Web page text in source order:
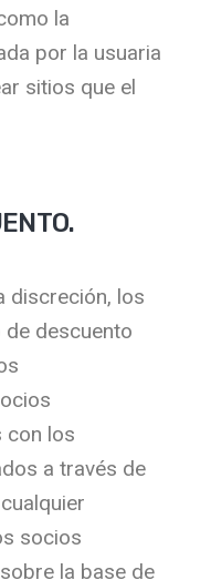
la
por la usuaria
sitios que el
discreción, los
descuento
con los
a través de
socios
la base de